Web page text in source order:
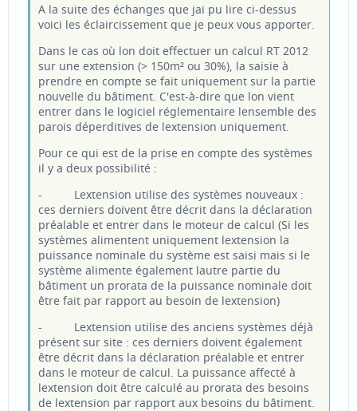
A la suite des échanges que jai pu lire ci-dessus
voici les éclaircissement que je peux vous apporter.
Dans le cas où lon doit effectuer un calcul RT 2012
sur une extension (> 150m² ou 30%), la saisie à
prendre en compte se fait uniquement sur la partie
nouvelle du bâtiment. C'est-à-dire que lon vient
entrer dans le logiciel réglementaire lensemble des
parois déperditives de lextension uniquement.
Pour ce qui est de la prise en compte des systèmes
il y a deux possibilité :
- Lextension utilise des systèmes nouveaux :
ces derniers doivent être décrit dans la déclaration
préalable et entrer dans le moteur de calcul (Si les
systèmes alimentent uniquement lextension la
puissance nominale du système est saisi mais si le
système alimente également lautre partie du
bâtiment un prorata de la puissance nominale doit
être fait par rapport au besoin de lextension)
- Lextension utilise des anciens systèmes déjà
présent sur site : ces derniers doivent également
être décrit dans la déclaration préalable et entrer
dans le moteur de calcul. La puissance affecté à
lextension doit être calculé au prorata des besoins
de lextension par rapport aux besoins du bâtiment.